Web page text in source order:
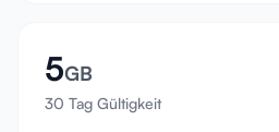
5GB
30 Tag Gültigkeit